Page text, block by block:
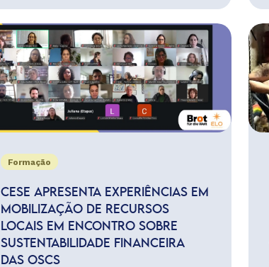
Formação
CESE APRESENTA EXPERIÊNCIAS EM
MOBILIZAÇÃO DE RECURSOS
LOCAIS EM ENCONTRO SOBRE
SUSTENTABILIDADE FINANCEIRA
DAS OSCS